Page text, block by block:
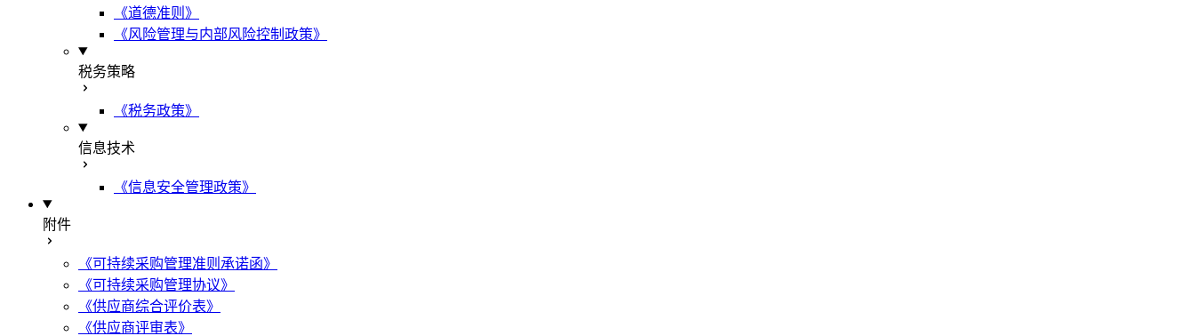
《道德准则》
《风险管理与内部风险控制政策》
税务策略
《税务政策》
信息技术
《信息安全管理政策》
附件
《可持续采购管理准则承诺函》
《可持续采购管理协议》
《供应商综合评价表》
《供应商评审表》